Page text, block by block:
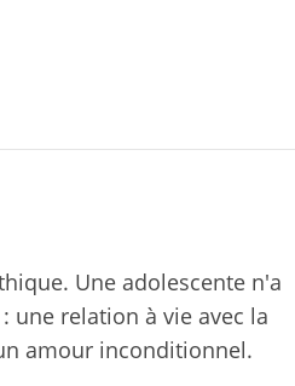
Une adolescente n'a
une relation à vie avec la
amour inconditionnel.